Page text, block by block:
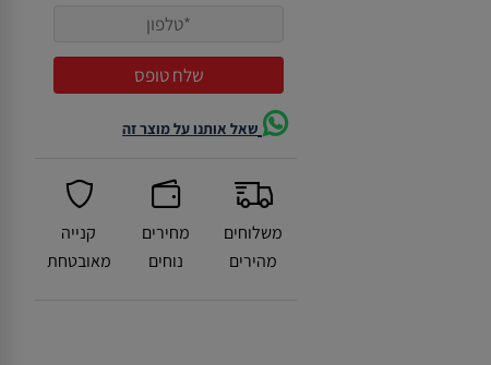
שאל אותנו על מוצר זה
משלוחים
מהירים
מחירים
נוחים
קנייה
מאובטחת